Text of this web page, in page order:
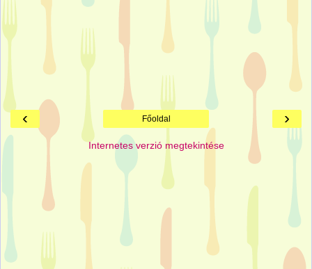
‹ ›
Főoldal
Internetes verzió megtekintése